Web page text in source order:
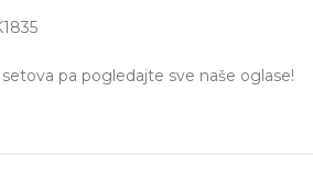
pa pogledajte sve naše oglase!